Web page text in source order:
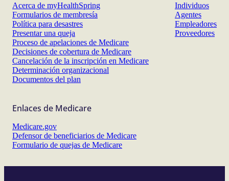
Acerca de myHealthSpring
Formularios de membresía
Política para desastres
Presentar una queja
Proceso de apelaciones de Medicare
Decisiones de cobertura de Medicare
Cancelación de la inscripción en Medicare
Determinación organizacional
Documentos del plan
Individuos
Agentes
Empleadores
Proveedores
Enlaces de Medicare
Medicare.gov
Defensor de beneficiarios de Medicare
Formulario de quejas de Medicare